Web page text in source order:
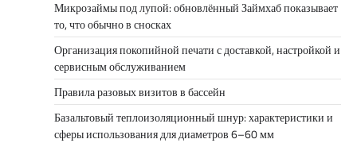
Микрозаймы под лупой: обновлённый Займхаб показывает
то, что обычно в сносках
Организация покопийной печати с доставкой, настройкой и
сервисным обслуживанием
Правила разовых визитов в бассейн
Базальтовый теплоизоляционный шнур: характеристики и
сферы использования для диаметров 6–60 мм